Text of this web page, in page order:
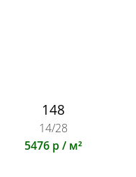
148
14/28
5476 р / м²